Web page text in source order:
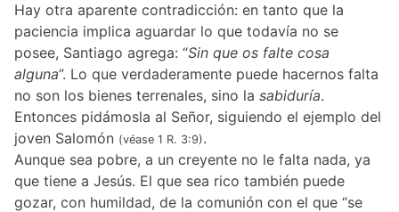
Hay otra aparente contradicción: en tanto que la
paciencia implica aguardar lo que todavía no se
posee, Santiago agrega: “Sin que os falte cosa
alguna”. Lo que verdaderamente puede hacernos falta
no son los bienes terrenales, sino la sabiduría.
Entonces pidámosla al Señor, siguiendo el ejemplo del
joven Salomón (véase 1 R. 3:9).
Aunque sea pobre, a un creyente no le falta nada, ya
que tiene a Jesús. El que sea rico también puede
gozar, con humildad, de la comunión con el que “se